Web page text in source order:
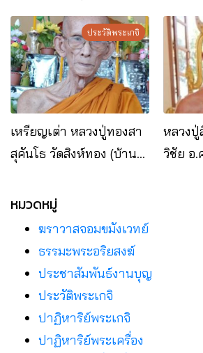
ดอกแก้วเหนือ อ.ท่าอุเทน
จ.นครพนม
อ.ปลา
ประวัติพระเกจิ
เหรียญเต่า หลวงปู่ทองสา
สุคันโธ วัดสิงห์ทอง (บ้าน
จ.นครพนม
หลวงปู่
วิชัย อ.
หมวดหมู่
ฆราวาสจอมขมังเวทย์
ธรรมะพระอริยสงฆ์
ประชาสัมพันธ์งานบุญ
ประวัติพระเกจิ
ปาฏิหาริย์พระเกจิ
ปาฏิหาริย์พระเครื่อง